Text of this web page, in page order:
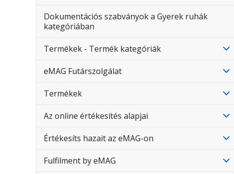
Dokumentációs szabványok a Gyerek ruhák
kategóriában
Termékek - Termék kategóriák
eMAG Futárszolgálat
Termékek
Az online értékesítés alapjai
Értékesíts hazait az eMAG-on
Fulfilment by eMAG